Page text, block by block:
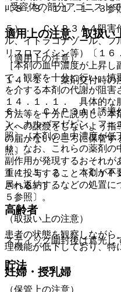
〔８．３、１１．１．３参
適用上の注意、取扱い
（適用上の注意）
１４．１． 薬剤交付時の
１４．１．１． 具体的な
方法等を十分に説明し、本
人への譲渡をしないよう
の届かないところに保管す
照〕。
１４．１．２． 本剤が不
局へ返納するなどの処置に
５参照〕。
（取扱い上の注意）
スティック開封後は遮光し
貯法
（保管上の注意）
μ受容体の部分アゴニストで
５）． ＣＹＰ３Ａ４阻害
ル、イトラコナゾール、フ
リスロマイシン等）〔１６
［本剤の血中濃度が上昇
で、観察を十分に行い、慎
を介する本剤の代謝が阻害
６）． ＣＹＰ３Ａ４誘導
ン、カルバマゼピン、フ
照〕［本剤の血中濃度が低
り、なお、これらの薬剤の
副作用が発現するおそれが
重に投与すること（ＣＹＰ
される）］。
高齢者
患者の状態を観察しながら
理機能が低下しており、特
妊婦・授乳婦